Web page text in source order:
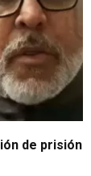
de prisión